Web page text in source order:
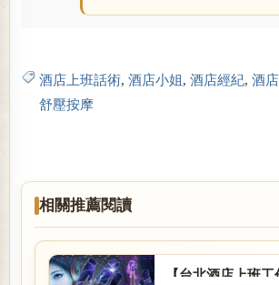
閱讀全文
酒店上班話術, 酒店小姐, 酒店經紀, 酒
舒壓按摩
相關推薦閱讀
【台北酒店上班